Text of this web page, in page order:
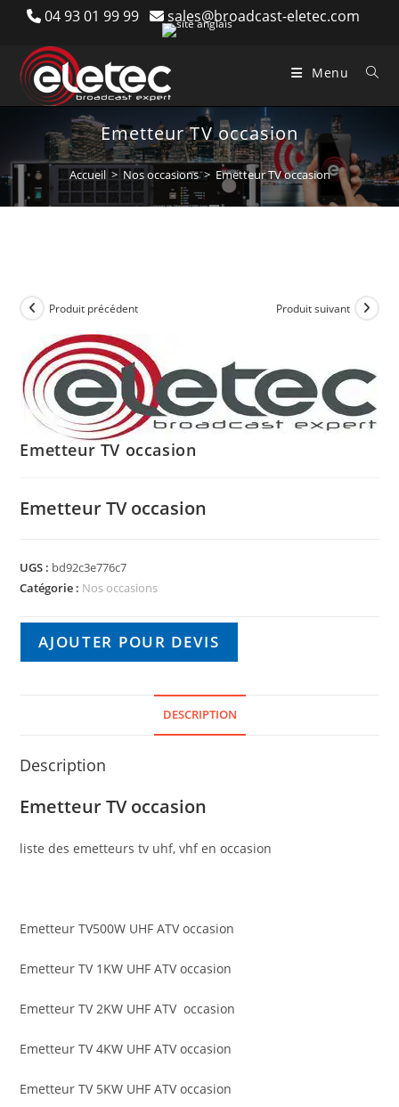
content
04 93 01 99 99 sales@broadcast-eletec.com
Menu
Emetteur TV occasion
Accueil > Nos occasions > Emetteur TV occasion
Produit précédent Produit suivant
Emetteur TV occasion
Emetteur TV occasion
UGS : bd92c3e776c7
Catégorie : Nos occasions
AJOUTER POUR DEVIS
DESCRIPTION
Description
Emetteur TV occasion
liste des emetteurs tv uhf, vhf en occasion
Emetteur TV500W UHF ATV occasion
Emetteur TV 1KW UHF ATV occasion
Emetteur TV 2KW UHF ATV occasion
Emetteur TV 4KW UHF ATV occasion
Emetteur TV 5KW UHF ATV occasion